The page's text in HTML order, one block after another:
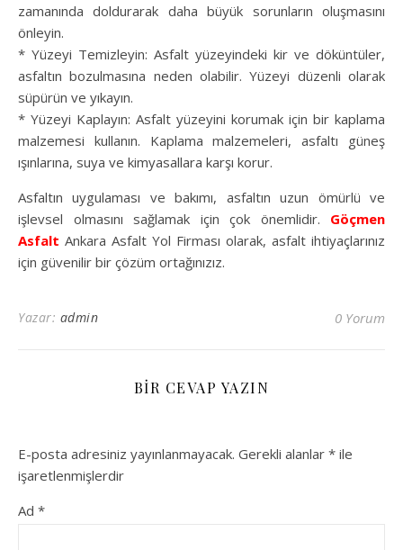
zamanında doldurarak daha büyük sorunların oluşmasını
önleyin.
* Yüzeyi Temizleyin: Asfalt yüzeyindeki kir ve döküntüler,
asfaltın bozulmasına neden olabilir. Yüzeyi düzenli olarak
süpürün ve yıkayın.
* Yüzeyi Kaplayın: Asfalt yüzeyini korumak için bir kaplama
malzemesi kullanın. Kaplama malzemeleri, asfaltı güneş
ışınlarına, suya ve kimyasallara karşı korur.
Asfaltın uygulaması ve bakımı, asfaltın uzun ömürlü ve
işlevsel olmasını sağlamak için çok önemlidir. Göçmen
Asfalt Ankara Asfalt Yol Firması olarak, asfalt ihtiyaçlarınız
için güvenilir bir çözüm ortağınızız.
Yazar: admin 0 Yorum
BIR CEVAP YAZIN
E-posta adresiniz yayınlanmayacak. Gerekli alanlar * ile
işaretlenmişlerdir
Ad *